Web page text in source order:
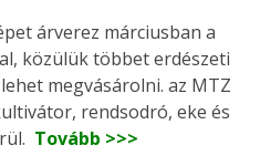
árverez márciusban a
közülük többet erdészeti
megvásárolni. az MTZ
rendsodró, eke és
Tovább >>>